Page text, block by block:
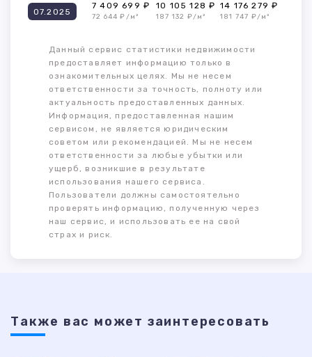
07.2025
7 409 699 ₽
72 644 ₽/м²
10 105 128 ₽
187 132 ₽/м²
14 176 279 ₽
181 747 ₽/м²
Данный сервис статистики недвижимости
предоставляет информацию только в
ознакомительных целях. Мы не несем
ответственности за точность, полноту или
актуальность предоставленных данных.
Информация, предоставленная нашим
сервисом, не является юридическим
советом или рекомендацией. Мы не несем
ответственности за любые убытки или
ущерб, возникшие в результате
использования нашего сервиса.
Пользователи должны самостоятельно
проверять информацию, полученную через
наш сервис, и использовать ее на свой
страх и риск.
Также ваc может заинтересовать